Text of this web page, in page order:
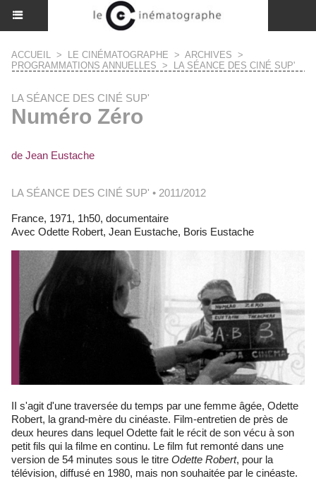
ACCUEIL > LE CINÉMATOGRAPHE > ARCHIVES >
PROGRAMMATIONS ANNUELLES > LA SÉANCE DES CINÉ SUP'
LA SÉANCE DES CINÉ SUP'
Numéro Zéro
de Jean Eustache
LA SÉANCE DES CINÉ SUP' • 2011/2012
France, 1971, 1h50, documentaire
Avec Odette Robert, Jean Eustache, Boris Eustache
II s'agit d'une traversée du temps par une femme âgée, Odette
Robert, la grand-mère du cinéaste. Film-entretien de près de
deux heures dans lequel Odette fait le récit de son vécu à son
petit fils qui la filme en continu. Le film fut remonté dans une
version de 54 minutes sous le titre Odette Robert, pour la
télévision, diffusé en 1980, mais non souhaitée par le cinéaste.